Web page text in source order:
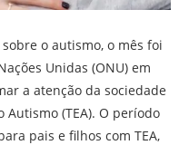
o autismo, o mês foi
Unidas (ONU) em
a atenção da sociedade
(TEA). O período
pais e filhos com TEA,